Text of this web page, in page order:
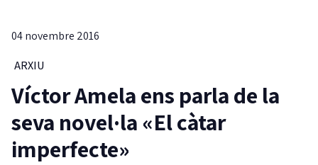
04 novembre 2016
ARXIU
Víctor Amela ens parla de la
seva novel·la «El càtar
imperfecte»